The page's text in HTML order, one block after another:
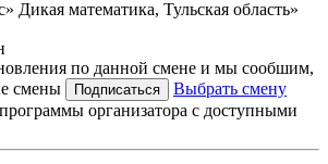
Дикая математика, Тульская область»
по данной смене и мы сообшим,
смены
Подписаться
Выбрать смену
организатора с доступными